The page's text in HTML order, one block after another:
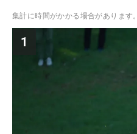
集計に時間がかかる場合があります。
1